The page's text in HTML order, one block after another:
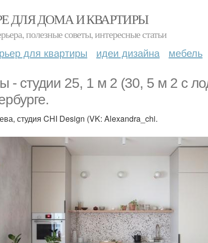
ДЛЯ ДОМА И КВАРТИРЫ
полезные советы, интересные статьи
для квартиры идеи дизайна мебель
- студии 25, 1 м 2 (30, 5 м 2 с
студия CHI Design (VK: Alexandra_chi.